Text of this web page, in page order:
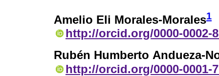
Amelio Eli Morales-Morales1
http://orcid.org/0000-0002-
Rubén Humberto Andueza-
http://orcid.org/0000-0001-